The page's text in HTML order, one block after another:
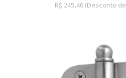
R$ 245,46 (Desconto de